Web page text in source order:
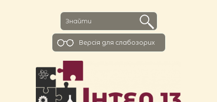
Версiя для слабозорих